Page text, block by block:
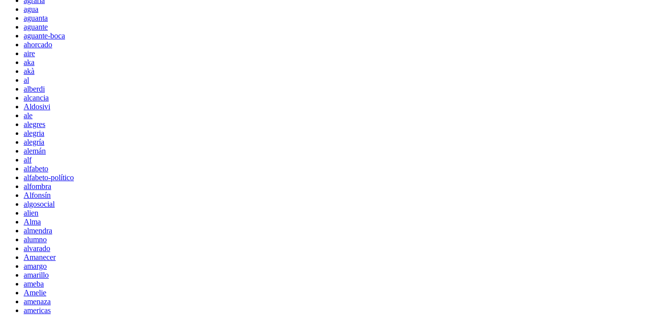
agua
aguanta
aguante
aguante-boca
ahorcado
aire
aka
akà
al
alberdi
alcancia
Aldosivi
ale
alegres
alegria
alegría
alemán
alf
alfabeto
alfabeto-político
alfombra
Alfonsín
algosocial
alien
Alma
almendra
alumno
alvarado
Amanecer
amargo
amarillo
ameba
Amelie
amenaza
americas